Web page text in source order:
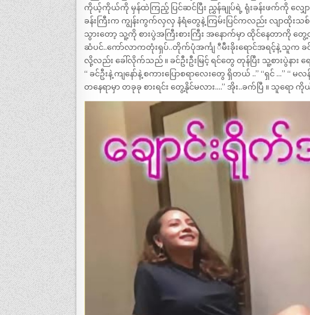
ကိုယ့်ကိုယ်ကို မှန်ထဲကြည့် ပြင်ဆင်ပြီး ညွှန်ချုပ်ရဲ့ ရုံးခန်းဖက်ကို လ
ခန်းကြီးက ကျွန်းကွက်လှလှ နံရံတွေနဲ့ ကြမ်းပြင်ကလည်း လျာထိုးသစ်သ
သွားတော့ သူ့ကို စားပွဲအကြီးစားကြီး အနောက်မှာ ထိုင်နေတာ
ဆံပင်..ကော်လာကတုံးရှပ်..တိုက်ပုံအင်္ကျ ီမီးခိုးရောင်အရင့်နဲ့ သူက ခင်ဦ
လို့လည်း ခေါ်လိုက်သည် ။ ခင်ဦးဦးမြင့် ရင်တွေ တုန်ပြီး သူ့စားပွဲနာ
“ ခင်ဦးနဲ့ ကျနော်နဲ့ စကားပြောစရာလေးတွေ ရှိတယ် ..” “ရှင် …” “ မ
တနေရာမှာ တခုခု စားရင်း တွေ့နိုင်မလား….” အိုး..ခက်ပြီ ။ သူရော